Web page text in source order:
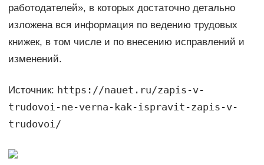
работодателей», в которых достаточно детально
изложена вся информация по ведению трудовых
книжек, в том числе и по внесению исправлений и
изменений.
Источник: https://nauet.ru/zapis-v-
trudovoi-ne-verna-kak-ispravit-zapis-v-
trudovoi/